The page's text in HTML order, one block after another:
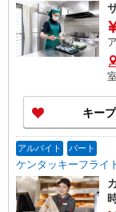
室
キープ
アルバイト パート
ケンタッキーフラ